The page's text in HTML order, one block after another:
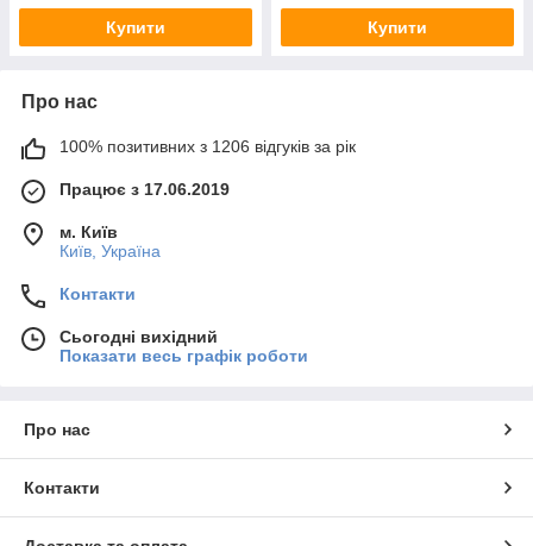
Купити Купити
Про нас
100% позитивних з 1206 відгуків за рік
Працює з 17.06.2019
м. Київ
Київ, Україна
Контакти
Сьогодні вихідний
Показати весь графік роботи
Про нас
Контакти